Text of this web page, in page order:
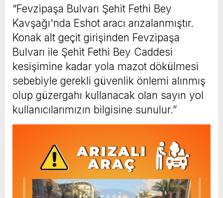
“Fevzipaşa Bulvarı Şehit Fethi Bey
Kavşağı'nda Eshot aracı arızalanmıştır.
Konak alt geçit girişinden Fevzipaşa
Bulvarı ile Şehit Fethi Bey Caddesi
kesişimine kadar yola mazot dökülmesi
sebebiyle gerekli güvenlik önlemi alınmış
olup güzergahı kullanacak olan sayın yol
kullanıcılarımızın bilgisine sunulur.”